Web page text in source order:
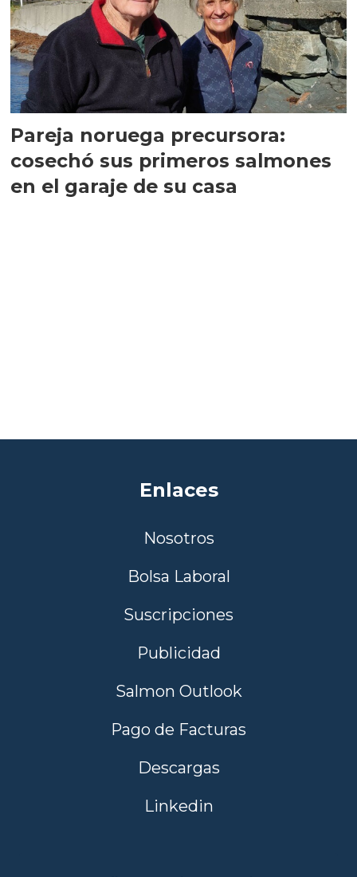
Pareja noruega precursora:
cosechó sus primeros salmones
en el garaje de su casa
Enlaces
Nosotros
Bolsa Laboral
Suscripciones
Publicidad
Salmon Outlook
Pago de Facturas
Descargas
Linkedin